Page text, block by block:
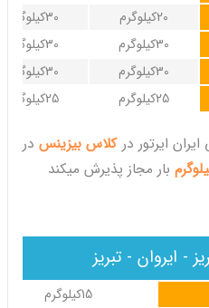
30کیلوگرم
20کیلوگرم
30کیلوگرم
30کیلوگرم
30کیلوگرم
30کیلوگرم
25کیلوگرم
25کیلوگرم
ایرتور درکلاس بیزینس در
بار مجاز پذیرش میکند
- ایروان - تبریز
15کیلوگرم